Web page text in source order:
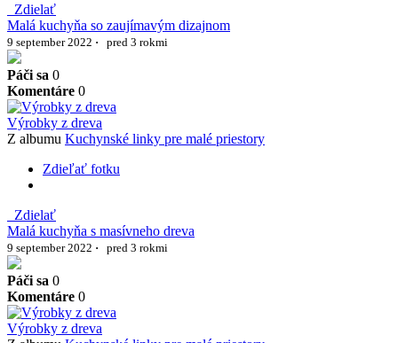
Zdielať
Malá kuchyňa so zaujímavým dizajnom
9 september 2022 · pred 3 rokmi
Páči sa 0
Komentáre 0
Výrobky z dreva
Z albumu Kuchynské linky pre malé priestory
Zdieľať fotku
Zdielať
Malá kuchyňa s masívneho dreva
9 september 2022 · pred 3 rokmi
Páči sa 0
Komentáre 0
Výrobky z dreva